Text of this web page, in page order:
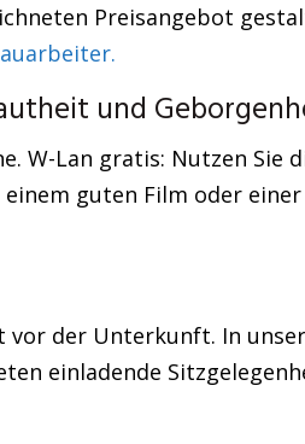
Preisangebot
und
W-Lan gratis: Nutzen Sie
guten Film oder einer
der Unterkunft. In
einladende